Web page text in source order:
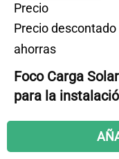
Precio
Precio descontado
ahorras
Foco Carga
para la